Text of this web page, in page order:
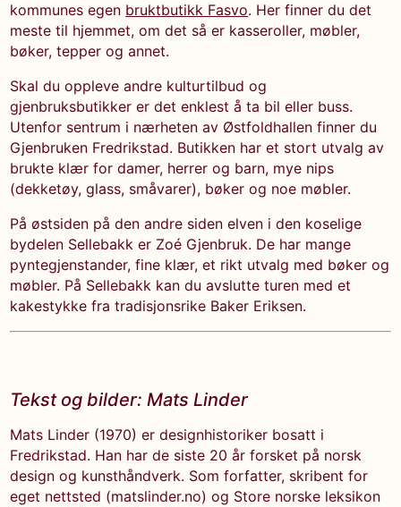
kommunes egen bruktbutikk Fasvo. Her finner du det
meste til hjemmet, om det så er kasseroller, møbler,
bøker, tepper og annet.
Skal du oppleve andre kulturtilbud og
gjenbruksbutikker er det enklest å ta bil eller buss.
Utenfor sentrum i nærheten av Østfoldhallen finner du
Gjenbruken Fredrikstad. Butikken har et stort utvalg av
brukte klær for damer, herrer og barn, mye nips
(dekketøy, glass, småvarer), bøker og noe møbler.
På østsiden på den andre siden elven i den koselige
bydelen Sellebakk er Zoé Gjenbruk. De har mange
pyntegjenstander, fine klær, et rikt utvalg med bøker og
møbler. På Sellebakk kan du avslutte turen med et
kakestykke fra tradisjonsrike Baker Eriksen.
Tekst og bilder: Mats Linder
Mats Linder (1970) er designhistoriker bosatt i
Fredrikstad. Han har de siste 20 år forsket på norsk
design og kunsthåndverk. Som forfatter, skribent for
eget nettsted (matslinder.no) og Store norske leksikon